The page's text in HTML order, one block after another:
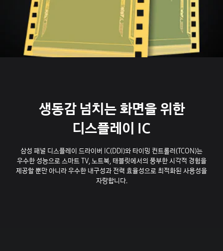
생동감 넘치는 화면을 위한
디스플레이 IC
삼성 패널 디스플레이 드라이버 IC(DDI)와 타이밍 컨트롤러(TCON)는
우수한 성능으로 스마트 TV, 노트북, 태블릿에서의 풍부한 시각적 경험을
제공할 뿐만 아니라 우수한 내구성과 전력 효율성으로 최적화된 사용성을
자랑합니다.